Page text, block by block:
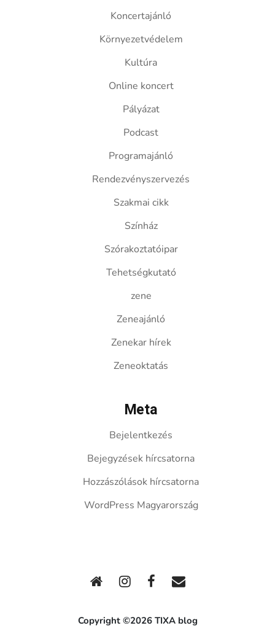
Koncertajánló
Környezetvédelem
Kultúra
Online koncert
Pályázat
Podcast
Programajánló
Rendezvényszervezés
Szakmai cikk
Színház
Szórakoztatóipar
Tehetségkutató
zene
Zeneajánló
Zenekar hírek
Zeneoktatás
Meta
Bejelentkezés
Bejegyzések hírcsatorna
Hozzászólások hírcsatorna
WordPress Magyarország
Copyright ©2026 TIXA blog